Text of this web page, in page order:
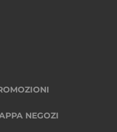
NEGOZI